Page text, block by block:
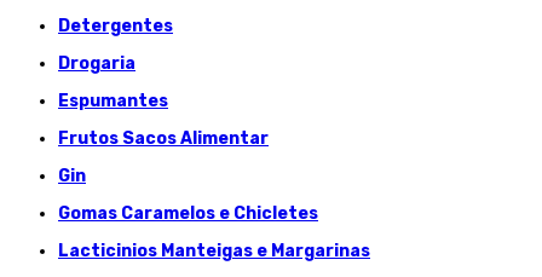
Detergentes
Drogaria
Espumantes
Frutos Sacos Alimentar
Gin
Gomas Caramelos e Chicletes
Lacticinios Manteigas e Margarinas